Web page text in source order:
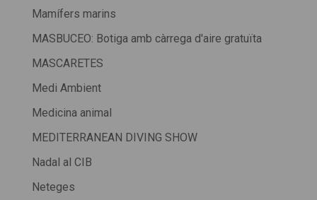
Mamífers marins
MASBUCEO: Botiga amb càrrega d'aire gratuïta
MASCARETES
Medi Ambient
Medicina animal
MEDITERRANEAN DIVING SHOW
Nadal al CIB
Neteges